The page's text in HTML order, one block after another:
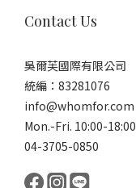
Contact Us
吳爾芙國際有限公司
統編：83281076
info@whomfor.com
Mon.-Fri. 10:00-18:00
04-3705-0850